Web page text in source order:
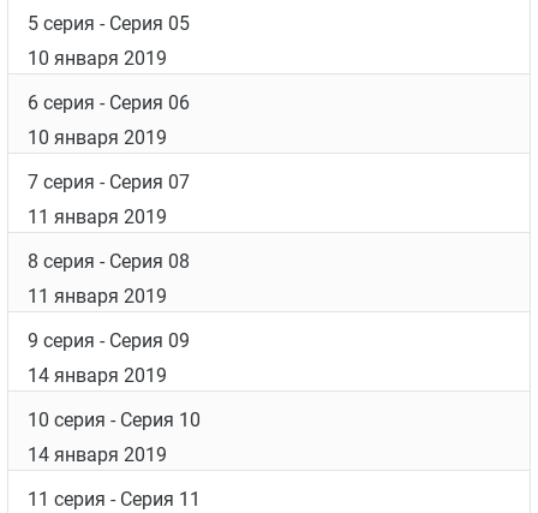
5 серия - Серия 05
10 января 2019
6 серия - Серия 06
10 января 2019
7 серия - Серия 07
11 января 2019
8 серия - Серия 08
11 января 2019
9 серия - Серия 09
14 января 2019
10 серия - Серия 10
14 января 2019
11 серия - Серия 11